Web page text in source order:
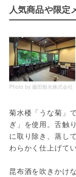
人気商品や限定
Photo by 藤田観光株式会社
菊水楼「うな菊」
ぎ」を使用。舌触
に取り除き、蒸し
わらかく仕上げてい
昆布酒を吹きかけ